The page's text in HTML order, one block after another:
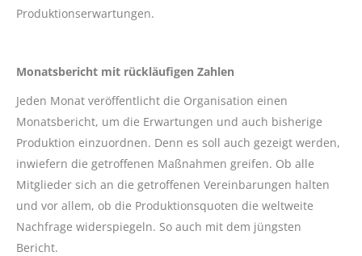
Produktionserwartungen.
Monatsbericht mit rückläufigen Zahlen
Jeden Monat veröffentlicht die Organisation einen
Monatsbericht, um die Erwartungen und auch bisherige
Produktion einzuordnen. Denn es soll auch gezeigt werden,
inwiefern die getroffenen Maßnahmen greifen. Ob alle
Mitglieder sich an die getroffenen Vereinbarungen halten
und vor allem, ob die Produktionsquoten die weltweite
Nachfrage widerspiegeln. So auch mit dem jüngsten
Bericht.